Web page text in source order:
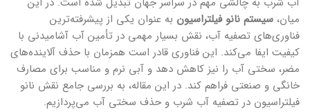
میان، سیستم نانو فیلتراسیون به عنوان یکی از پیشرفته‌ترین
فناوری‌های تصفیه آب، نقش بسیار مهمی در تأمین آب آشامیدنی با
کیفیت ایفا می‌کند. این فناوری قادر است همزمان با حذف آلاینده‌های
مضر، سختی آب را نیز کاهش دهد و آبی نرم و مناسب برای مصارف
خانگی و صنعتی فراهم کند. در این مقاله، به بررسی جامع نقش نانو
فیلتراسیون در تصفیه آب شرب و حذف سختی آب می‌پردازیم.